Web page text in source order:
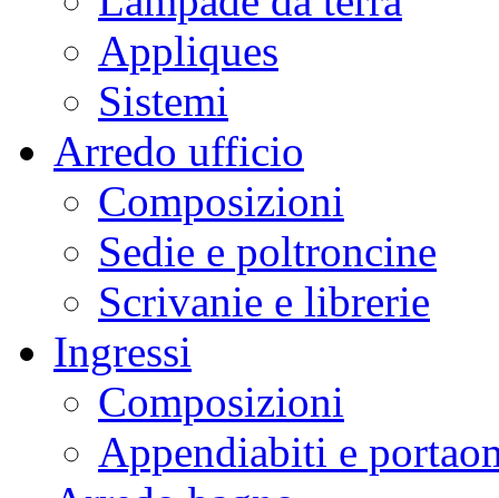
Appliques
Sistemi
Arredo ufficio
Composizioni
Sedie e poltroncine
Scrivanie e librerie
Ingressi
Composizioni
Appendiabiti e